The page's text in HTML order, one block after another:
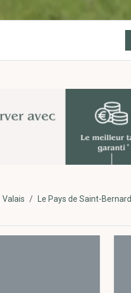
Valais Le Pays de Saint-Bernard